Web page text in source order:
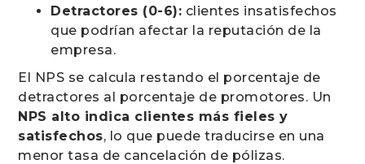
Detractores (0-6): clientes insatisfechos
que podrían afectar la reputación de la
empresa.
El NPS se calcula restando el porcentaje de
detractores al porcentaje de promotores. Un
NPS alto indica clientes más fieles y
satisfechos, lo que puede traducirse en una
menor tasa de cancelación de pólizas.